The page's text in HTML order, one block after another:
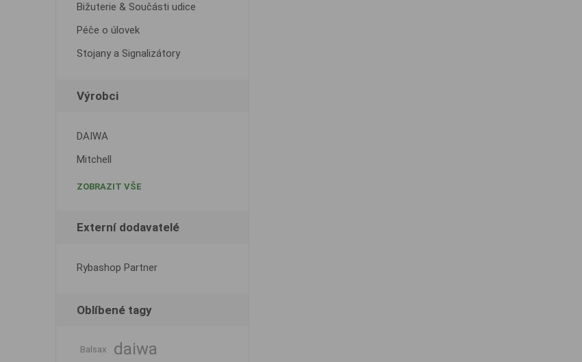
Bižuterie & Součásti udice
Péče o úlovek
Stojany a Signalizátory
Výrobci
DAIWA
Mitchell
ZOBRAZIT VŠE
Externí dodavatelé
Rybashop Partner
Oblíbené tagy
Balsax daiwa